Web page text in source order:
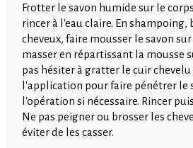
Frotter le savon humide sur le
rincer à l'eau claire. En
cheveux, faire mousser le savon
masser en répartissant la mousse
pas hésiter à gratter le cuir
l'application pour faire pénétrer le
l'opération si nécessaire. Rincer
Ne pas peigner ou brosser les
éviter de les casser.